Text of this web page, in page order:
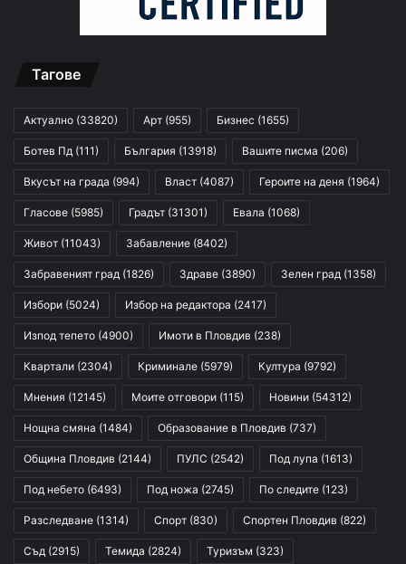
Тагове
Актуално (33820) Арт (955) Бизнес (1655)
Ботев Пд (111) България (13918) Вашите писма (206)
Вкусът на града (994) Власт (4087) Героите на деня (1964)
Гласове (5985) Градът (31301) Евала (1068)
Живот (11043) Забавление (8402)
Забравеният град (1826) Здраве (3890) Зелен град (1358)
Избори (5024) Избор на редактора (2417)
Изпод тепето (4900) Имоти в Пловдив (238)
Квартали (2304) Криминале (5979) Култура (9792)
Мнения (12145) Моите отговори (115) Новини (54312)
Нощна смяна (1484) Образование в Пловдив (737)
Община Пловдив (2144) ПУЛС (2542) Под лупа (1613)
Под небето (6493) Под ножа (2745) По следите (123)
Разследване (1314) Спорт (830) Спортен Пловдив (822)
Съд (2915) Темида (2824) Туризъм (323)